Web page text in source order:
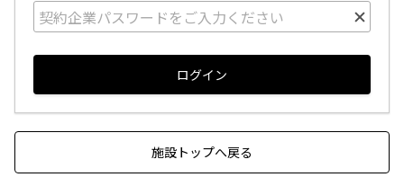
ログイン
施設トップへ戻る